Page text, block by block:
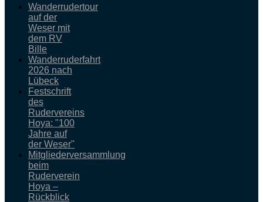
Wanderrudertour
auf der
Weser mit
dem RV
Bille
Wanderruderfahrt
2026 nach
Lübeck
Festschrift
des
Rudervereins
Hoya: "100
Jahre auf
der Weser"
Mitgliederversammlung
beim
Ruderverein
Hoya –
Rückblick